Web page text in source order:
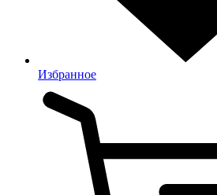
Избранное